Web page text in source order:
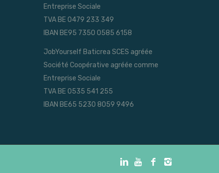
Entreprise Sociale
TVA BE 0479 233 349
IBAN BE95 7350 0585 6158
JobYourself Baticrea SCES agréée
Société Coopérative agréée comme
Entreprise Sociale
TVA BE 0535 541 255
IBAN BE65 5230 8059 9496